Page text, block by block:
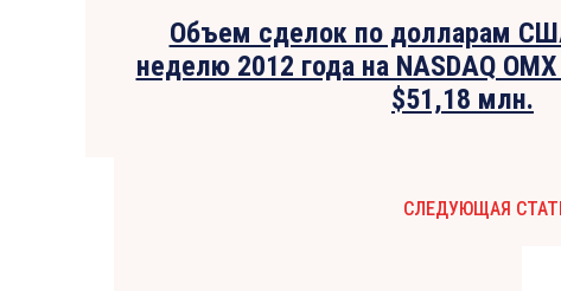
Объем сделок по долларам
неделю 2012 года на NASDAQ
$51,18 млн.
СЛЕДУЮЩАЯ